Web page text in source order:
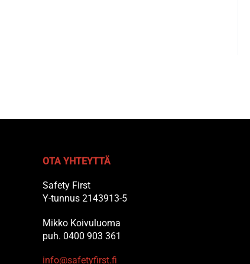
OTA YHTEYTTÄ
Safety First
Y-tunnus 2143913-5
Mikko Koivuluoma
puh. 0400 903 361
info@safetyfirst.fi